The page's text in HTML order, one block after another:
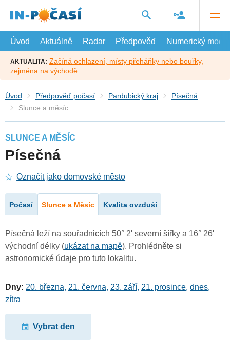
hlavní
Úvod
Aktuálně Radar Předpověď Numerický model
AKTUALITA: Začíná ochlazení, místy přeháňky nebo bouřky,
zejména na východě
Úvod Předpověď počasí Pardubický kraj
Písečná
Slunce a měsíc
SLUNCE A MĚSÍC
Písečná
Označit jako domovské město
Počasí Slunce a Měsíc Kvalita ovzduší
Písečná leží na souřadnicích 50° 2' severní šířky a 16° 26'
východní délky (ukázat na mapě). Prohlédněte si
astronomické údaje pro tuto lokalitu.
Dny: 20. března, 21. června, 23. září, 21. prosince, dnes,
zítra
Vybrat den